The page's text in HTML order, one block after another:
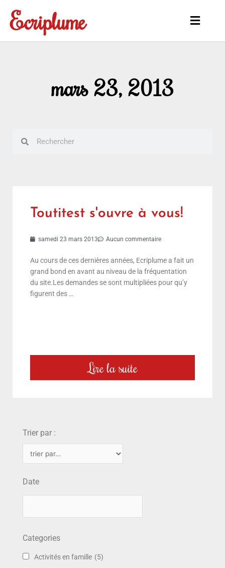
contenu
Ecriplume
Main
mars 23, 2013
Toutitest s'ouvre à vous!
samedi 23 mars 2013 Aucun commentaire
Au cours de ces dernières années, Ecriplume a fait un
grand bond en avant au niveau de la fréquentation
du site.Les demandes se sont multipliées pour qu’y
figurent des …
Lire la suite
Trier par :
Date
Categories
Activités en famille (5)